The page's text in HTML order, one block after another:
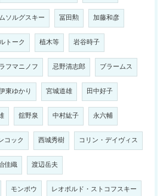
ソルグスキー 冨田勲 加藤和彦
トーク 植木等 岩谷時子
ラフマニノフ 忌野清志郎 ブラームス
東ゆかり 宮城道雄 田中好子
舘野泉 中村紘子 永六輔
コック 西城秀樹 コリン・デイヴィス
佳織 渡辺岳夫
モンポウ レオポルド・ストコフスキー